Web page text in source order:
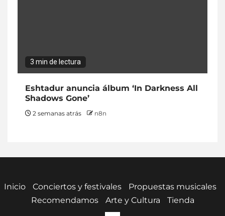
3 min de lectura
Eshtadur anuncia álbum ‘In Darkness All
Shadows Gone’
2 semanas atrás n8n
Inicio Conciertos y festivales
Propuestas musicales
Recomendamos
Arte y Cultura Tienda